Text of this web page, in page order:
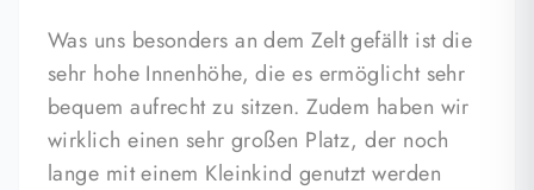
Was uns besonders an dem Zelt gefällt ist die
sehr hohe Innenhöhe, die es ermöglicht sehr
bequem aufrecht zu sitzen. Zudem haben wir
wirklich einen sehr großen Platz, der noch
lange mit einem Kleinkind genutzt werden